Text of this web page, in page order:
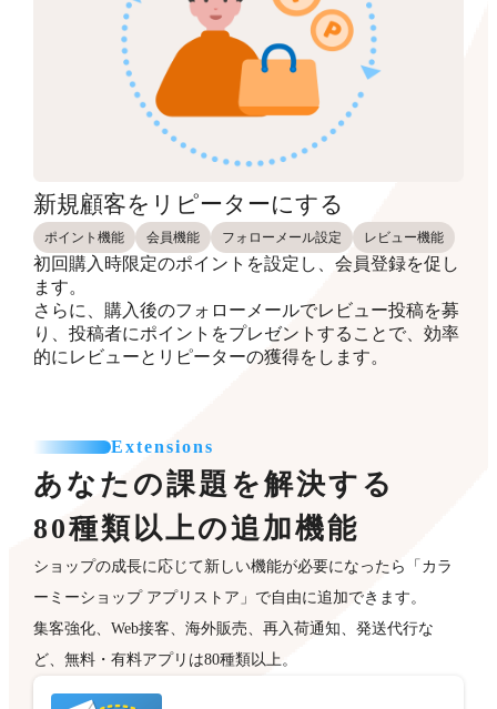
新規顧客をリピーターにする
ポイント機能 会員機能 フォローメール設定 レビュー機能
初回購入時限定のポイントを設定し、会員登録を促し
ます。
さらに、購入後のフォローメールでレビュー投稿を募
り、投稿者にポイントをプレゼントすることで、効率
的にレビューとリピーターの獲得をします。
Extensions
あなたの課題を解決する
80種類以上の追加機能
ショップの成長に応じて新しい機能が必要になったら「カラ
ーミーショップ アプリストア」で自由に追加できます。
集客強化、Web接客、海外販売、再入荷通知、発送代行な
ど、無料・有料アプリは80種類以上。